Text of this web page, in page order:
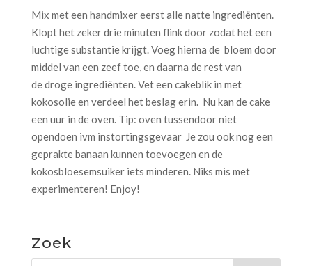
Mix met een handmixer eerst alle natte ingrediënten.
Klopt het zeker drie minuten flink door zodat het een
luchtige substantie krijgt. Voeg hierna de bloem door
middel van een zeef toe, en daarna de rest van
de droge ingrediënten. Vet een cakeblik in met
kokosolie en verdeel het beslag erin. Nu kan de cake
een uur in de oven. Tip: oven tussendoor niet
opendoen ivm instortingsgevaar Je zou ook nog een
geprakte banaan kunnen toevoegen en de
kokosbloesemsuiker iets minderen. Niks mis met
experimenteren! Enjoy!
Zoek